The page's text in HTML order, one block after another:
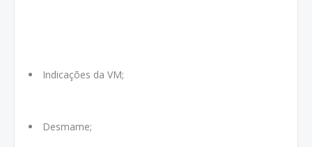
Indicações da VM;
Desmame;